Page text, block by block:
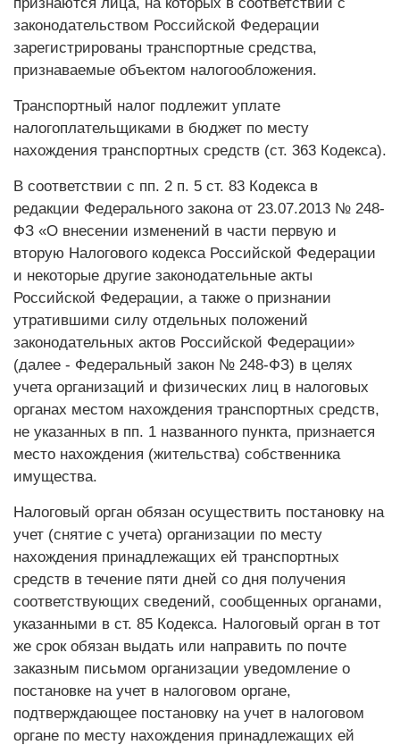
законодательством Российской Федерации
зарегистрированы транспортные средства,
признаваемые объектом налогообложения.
Транспортный налог подлежит уплате
налогоплательщиками в бюджет по месту
нахождения транспортных средств (ст. 363 Кодекса).
В соответствии с пп. 2 п. 5 ст. 83 Кодекса в
редакции Федерального закона от 23.07.2013 № 248-
ФЗ «О внесении изменений в части первую и
вторую Налогового кодекса Российской Федерации
и некоторые другие законодательные акты
Российской Федерации, а также о признании
утратившими силу отдельных положений
законодательных актов Российской Федерации»
(далее - Федеральный закон № 248-ФЗ) в целях
учета организаций и физических лиц в налоговых
органах местом нахождения транспортных средств,
не указанных в пп. 1 названного пункта, признается
место нахождения (жительства) собственника
имущества.
Налоговый орган обязан осуществить постановку на
учет (снятие с учета) организации по месту
нахождения принадлежащих ей транспортных
средств в течение пяти дней со дня получения
соответствующих сведений, сообщенных органами,
указанными в ст. 85 Кодекса. Налоговый орган в тот
же срок обязан выдать или направить по почте
заказным письмом организации уведомление о
постановке на учет в налоговом органе,
подтверждающее постановку на учет в налоговом
органе по месту нахождения принадлежащих ей